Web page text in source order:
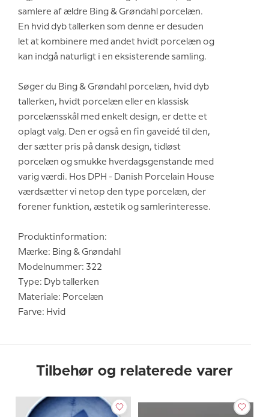
samlere af ældre Bing & Grøndahl porcelæn.
En hvid dyb tallerken som denne er desuden
let at kombinere med andet hvidt porcelæn og
kan indgå naturligt i en eksisterende samling.
Søger du Bing & Grøndahl porcelæn, hvid dyb
tallerken, hvidt porcelæn eller en klassisk
porcelænsskål med enkelt design, er dette et
oplagt valg. Den er også en fin gaveidé til den,
der sætter pris på dansk design, tidløst
porcelæn og smukke hverdagsgenstande med
varig værdi. Hos DPH - Danish Porcelain House
værdsætter vi netop den type porcelæn, der
forener funktion, æstetik og samlerinteresse.
Produktinformation:
Mærke: Bing & Grøndahl
Modelnummer: 322
Type: Dyb tallerken
Materiale: Porcelæn
Farve: Hvid
Tilbehør og relaterede varer